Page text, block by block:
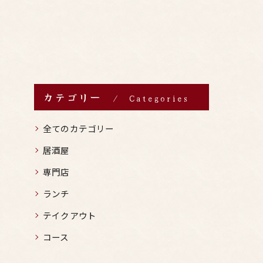
カテゴリー Categories
全てのカテゴリー
居酒屋
専門店
ランチ
テイクアウト
コース